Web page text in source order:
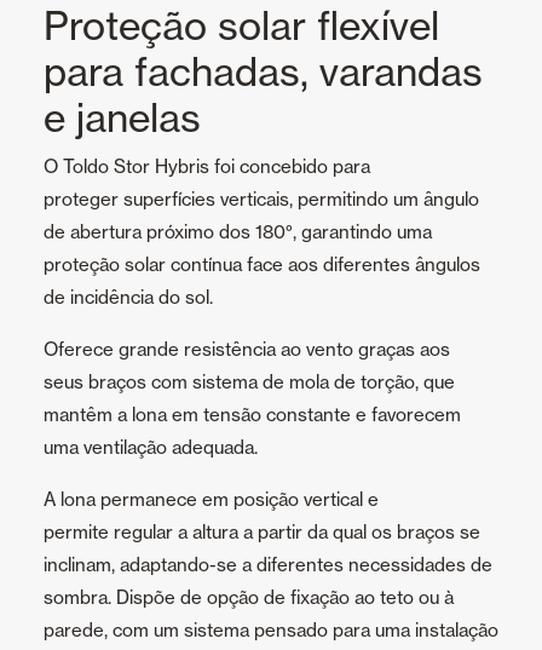
Proteção solar flexível
para fachadas, varandas
e janelas
O Toldo Stor Hybris foi concebido para
proteger superfícies verticais, permitindo um ângulo
de abertura próximo dos 180°, garantindo uma
proteção solar contínua face aos diferentes ângulos
de incidência do sol.
Oferece grande resistência ao vento graças aos
seus braços com sistema de mola de torção, que
mantêm a lona em tensão constante e favorecem
uma ventilação adequada.
A lona permanece em posição vertical e
permite regular a altura a partir da qual os braços se
inclinam, adaptando-se a diferentes necessidades de
sombra. Dispõe de opção de fixação ao teto ou à
parede, com um sistema pensado para uma instalação